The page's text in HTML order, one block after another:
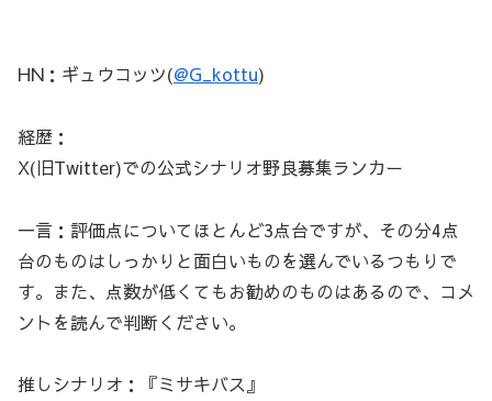
HN：ギュウコッツ(@G_kottu)
経歴：
X(旧Twitter)での公式シナリオ野良募集ランカー
一言：評価点についてほとんど3点台ですが、その分4点
台のものはしっかりと面白いものを選んでいるつもりで
す。また、点数が低くてもお勧めのものはあるので、コメ
ントを読んで判断ください。
推しシナリオ：『ミサキバス』